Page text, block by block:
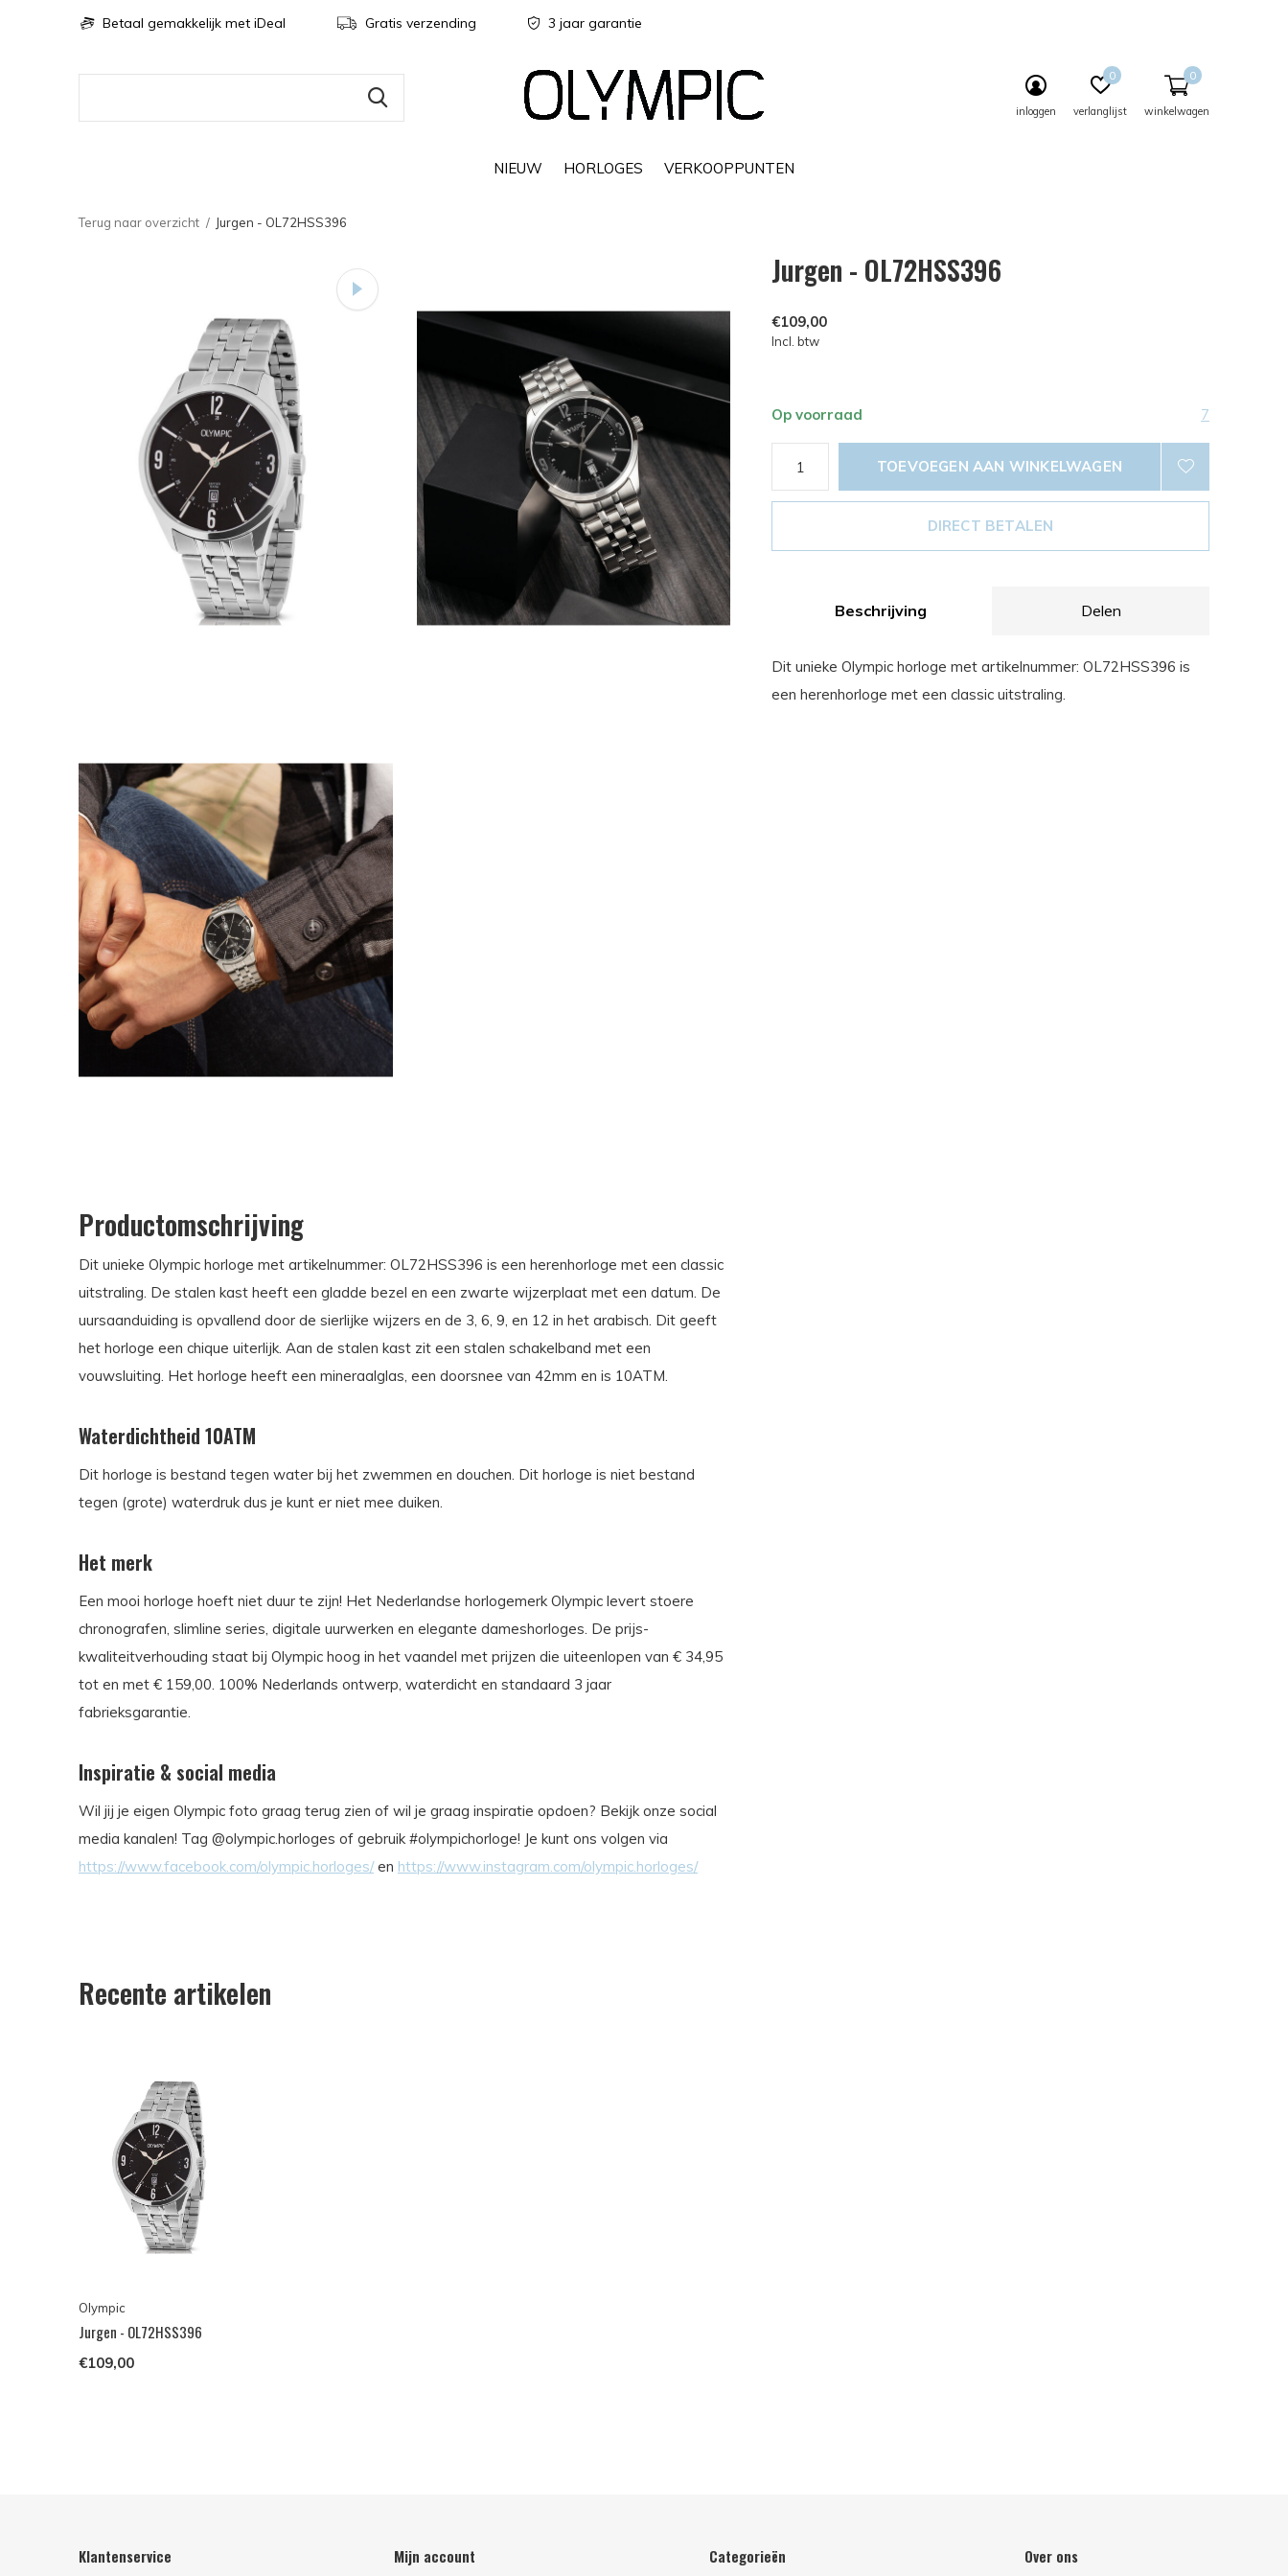
NIEUW HORLOGES VERKOOPPUNTEN
inloggen verlanglijst
0
winkelwagen
0
Betaal gemakkelijk met iDeal Gratis verzending 3 jaar garantie
Terug naar overzicht Jurgen - OL72HSS396
Jurgen - OL72HSS396
€109,00
Incl. btw
Op voorraad 7
TOEVOEGEN AAN WINKELWAGEN
DIRECT BETALEN
Beschrijving Delen
Dit unieke Olympic horloge met artikelnummer: OL72HSS396 is
een herenhorloge met een classic uitstraling.
Productomschrijving
Dit unieke Olympic horloge met artikelnummer: OL72HSS396 is een herenhorloge met een classic
uitstraling. De stalen kast heeft een gladde bezel en een zwarte wijzerplaat met een datum. De
uursaanduiding is opvallend door de sierlijke wijzers en de 3, 6, 9, en 12 in het arabisch. Dit geeft
het horloge een chique uiterlijk. Aan de stalen kast zit een stalen schakelband met een
vouwsluiting. Het horloge heeft een mineraalglas, een doorsnee van 42mm en is 10ATM.
Waterdichtheid 10ATM
Dit horloge is bestand tegen water bij het zwemmen en douchen. Dit horloge is niet bestand
tegen (grote) waterdruk dus je kunt er niet mee duiken.
Het merk
Een mooi horloge hoeft niet duur te zijn! Het Nederlandse horlogemerk Olympic levert stoere
chronografen, slimline series, digitale uurwerken en elegante dameshorloges. De prijs-
kwaliteitverhouding staat bij Olympic hoog in het vaandel met prijzen die uiteenlopen van € 34,95
tot en met € 159,00. 100% Nederlands ontwerp, waterdicht en standaard 3 jaar
fabrieksgarantie.
Inspiratie & social media
Wil jij je eigen Olympic foto graag terug zien of wil je graag inspiratie opdoen? Bekijk onze social
media kanalen! Tag @olympic.horloges of gebruik #olympichorloge! Je kunt ons volgen via
https://www.facebook.com/olympic.horloges/en https://www.instagram.com/olympic.horloges/
Recente artikelen
Olympic
Jurgen - OL72HSS396
€109,00
Klantenservice Mijn account Categorieën Over ons